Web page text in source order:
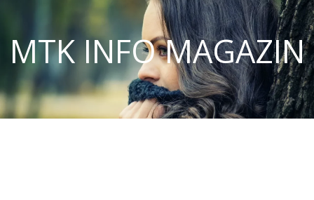
MTK INFO MAGAZIN